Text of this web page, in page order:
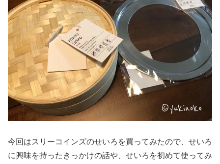
今回はスリーコインズのせいろを買ってみたので、せいろ
に興味を持ったきっかけの話や、せいろを初めて使ってみ